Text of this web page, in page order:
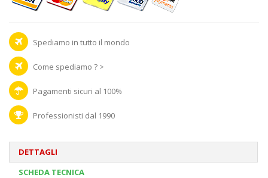
Spediamo in tutto il mondo
Come spediamo ? >
Pagamenti sicuri al 100%
Professionisti dal 1990
DETTAGLI
SCHEDA TECNICA